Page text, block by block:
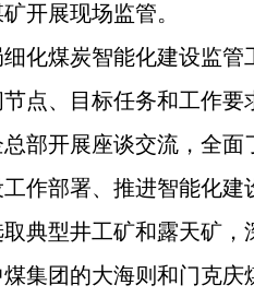
开展现场监管。
化煤炭智能化建设监
点、目标任务和工作
部开展座谈交流，全
作部署、推进智能化
典型井工矿和露天矿
集团的大海则和门克